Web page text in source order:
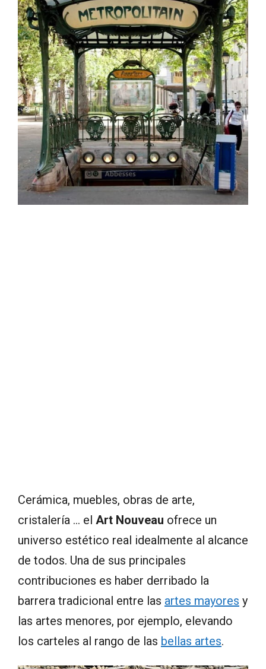
Cerámica, muebles, obras de arte,
cristalería … el Art Nouveau ofrece un
universo estético real idealmente al alcance
de todos. Una de sus principales
contribuciones es haber derribado la
barrera tradicional entre las artes mayores y
las artes menores, por ejemplo, elevando
los carteles al rango de las bellas artes.